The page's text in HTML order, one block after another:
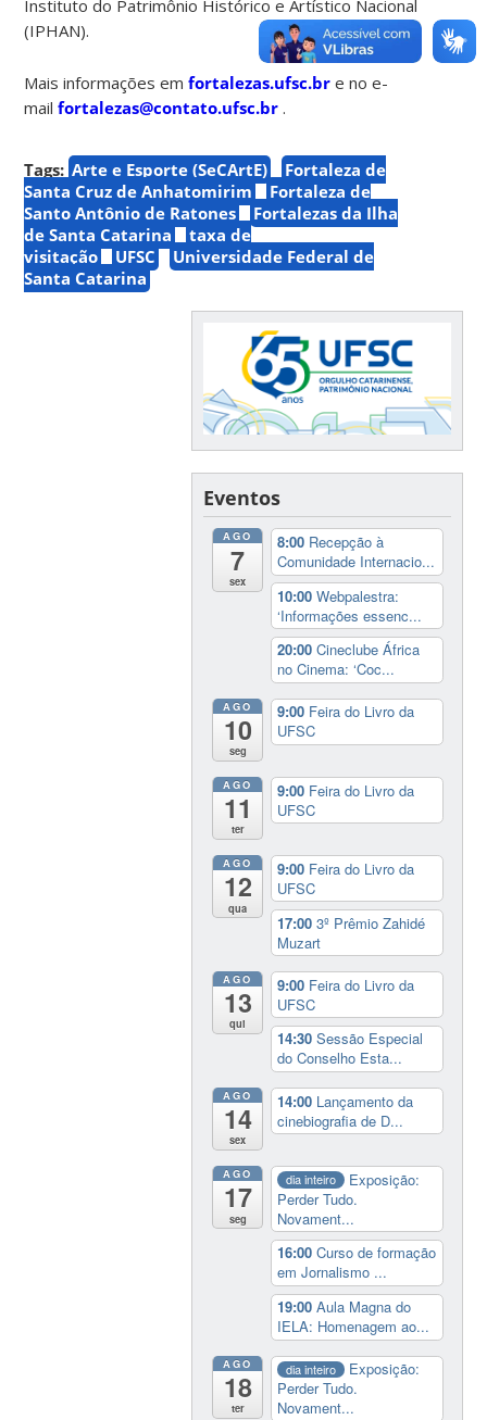
Instituto do Patrimônio Histórico e Artístico Nacional
(IPHAN).
Mais informações emfortalezas.ufsc.br e no e-
mailfortalezas@contato.ufsc.br .
Tags: Arte e Esporte (SeCArtE)
Fortaleza de
Santa Cruz de Anhatomirim
Fortaleza de
Santo Antônio de Ratones
Fortalezas da Ilha
de Santa Catarina
taxa de
visitação
UFSC
Universidade Federal de
Santa Catarina
Eventos
AGO
7
sex
8:00 Recepção à
Comunidade Internacio...
10:00Webpalestra:
‘Informações essenc...
20:00Cineclube África
no Cinema: ‘Coc...
AGO
10
seg
9:00 Feira do Livro da
UFSC
AGO
11
ter
9:00 Feira do Livro da
UFSC
AGO
12
qua
9:00 Feira do Livro da
UFSC
17:003º Prêmio Zahidé
Muzart
AGO
13
qui
9:00 Feira do Livro da
UFSC
14:30Sessão Especial
do Conselho Esta...
AGO
14
sex
14:00 Lançamento da
cinebiografia de D...
AGO
17
seg
dia inteiro
Exposição:
Perder Tudo.
Novament...
16:00Curso de formação
em Jornalismo ...
19:00Aula Magna do
IELA: Homenagem ao...
AGO
18
ter
dia inteiro
Exposição:
Perder Tudo.
Novament...